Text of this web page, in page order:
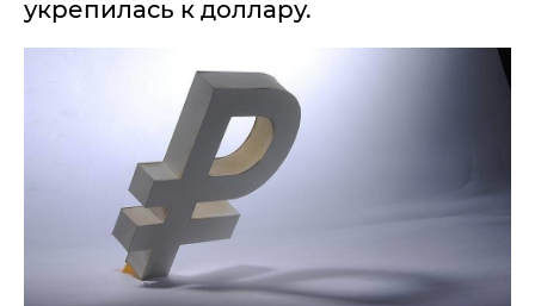
укрепилась к доллару.